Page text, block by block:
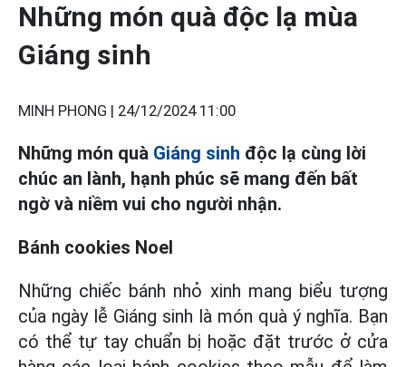
Những món quà độc lạ mùa
Giáng sinh
MINH PHONG | 24/12/2024 11:00
Những món quà Giáng sinh độc lạ cùng lời
chúc an lành, hạnh phúc sẽ mang đến bất
ngờ và niềm vui cho người nhận.
Bánh cookies Noel
Những chiếc bánh nhỏ xinh mang biểu tượng
của ngày lễ Giáng sinh là món quà ý nghĩa. Bạn
có thể tự tay chuẩn bị hoặc đặt trước ở cửa